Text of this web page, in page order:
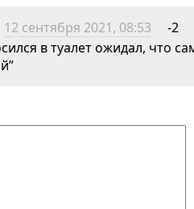
12 сентября 2021, 08:53
-2
в туалет ожидал, что